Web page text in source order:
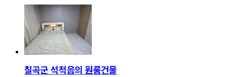
칠곡군 석적읍의 원룸건물